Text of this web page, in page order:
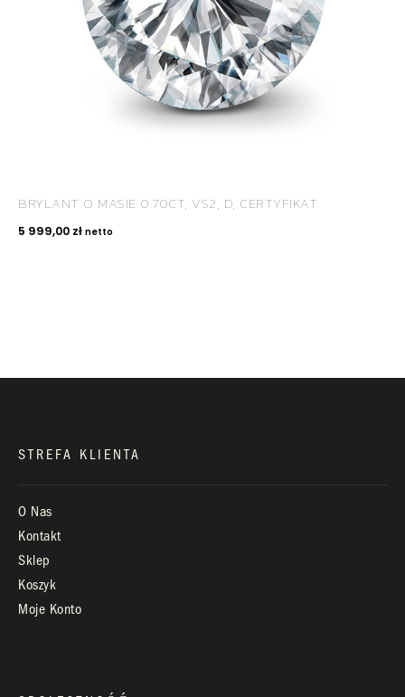
BRYLANT O MASIE 0.70CT, VS2, D, CERTYFIKAT
5 999,00 zł netto
Diamenty | Biżuteria | Kamienie dla jubilerów
SALON SPRZEDAŻY
KONTAKT
STREFA KLIENTA
O Nas
Kontakt
Sklep
Koszyk
Moje Konto